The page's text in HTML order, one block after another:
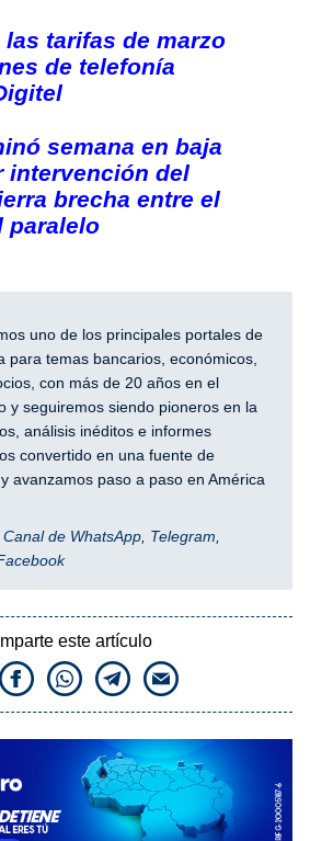
tarifas de marzo
de telefonía
semana en baja
intervención del
brecha entre el
paralelo
uno de los principales portales de
para temas bancarios, económicos,
con más de 20 años en el
y seguiremos siendo pioneros en la
análisis inéditos e informes
convertido en una fuente de
avanzamos paso a paso en América
Canal de WhatsApp Telegram
este artículo